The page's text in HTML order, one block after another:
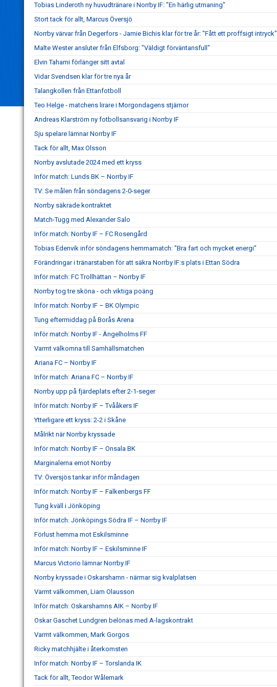
Tobias Linderoth ny huvudtränare i Norrby IF: "En härlig utmaning"
Stort tack för allt, Marcus Översjö
Norrby värvar från Degerfors - Jamie Bichis klar för tre år: "Fått ett proffsigt intryck"
Malte Wester ansluter från Elfsborg: "Väldigt förväntansfull"
Elvin Tahami förlänger sitt avtal
Vidar Svendsen klar för tre nya år
Talangkollen från Ettanfotboll
Teo Helge - matchens lirare i Morgondagens stjärnor
Andreas Klarström ny fotbollsansvarig i Norrby IF
Sju spelare lämnar Norrby IF
Tack för allt, Max Olsson
Norrby avslutade 2024 med ett kryss
Inför match: Lunds BK – Norrby IF
TV: Se målen från söndagens 2-0-seger
Norrby säkrade kontraktet
Match-Tugg med Alexander Salo
Inför match: Norrby IF – FC Rosengård
Tobias Edenvik inför söndagens hemmamatch: "Bra fart och mycket energi"
Förändringar i tränarstaben för att säkra Norrby IF:s plats i Ettan Södra
Inför match: FC Trollhättan – Norrby IF
Norrby tog tre sköna - och viktiga poäng
Inför match: Norrby IF – BK Olympic
Tung eftermiddag på Borås Arena
Inför match: Norrby IF - Ängelholms FF
Varmt välkomna till Samhällsmatchen
Ariana FC – Norrby IF
Inför match: Ariana FC – Norrby IF
Norrby upp på fjärdeplats efter 2-1-seger
Inför match: Norrby IF – Tvååkers IF
Ytterligare ett kryss: 2-2 i Skåne
Målrikt när Norrby kryssade
Inför match: Norrby IF – Onsala BK
Marginalerna emot Norrby
TV: Översjös tankar inför måndagen
Inför match: Norrby IF – Falkenbergs FF
Tung kväll i Jönköping
Inför match: Jönköpings Södra IF – Norrby IF
Förlust hemma mot Eskilsminne
Inför match: Norrby IF – Eskilsminne IF
Marcus Victorio lämnar Norrby IF
Norrby kryssade i Oskarshamn - närmar sig kvalplatsen
Varmt välkommen, Liam Olausson
Inför match: Oskarshamns AIK – Norrby IF
Oskar Gaschet Lundgren belönas med A-lagskontrakt
Varmt välkommen, Mark Gorgos
Ricky matchhjälte i återkomsten
Inför match: Norrby IF – Torslanda IK
Tack för allt, Teodor Wålemark